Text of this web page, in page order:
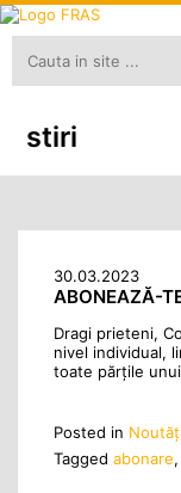
stiri
30.03.2023
ABONEAZĂ-
Dragi prieteni,
nivel individual,
toate părțile
Posted in
Tagged abonare,